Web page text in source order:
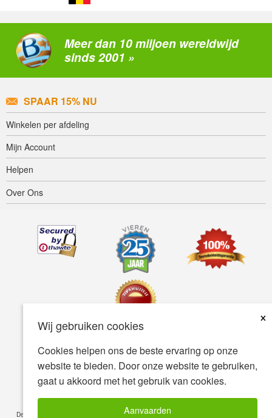
Wij gebruiken cookies
×
Cookies helpen ons de beste ervaring op onze
website te bieden. Door onze website te gebruiken,
gaat u akkoord met het gebruik van cookies.
Aanvaarden
Meer dan 10 miljoen wereldwijd
sinds 2001 »
SPAAR 15% NU
Winkelen per afdeling
Mijn Account
Helpen
Over Ons
Toegankelijkheid Gebruiksvoorwaarden Privacybeleid
Veiligheidsbeleid
© Copyright 2001-2026 BIOVEA. Alle Rechten Voorbehouden.
De informatie op deze site is uitsluitend bedoeld voor uw algemene kennis en is geen